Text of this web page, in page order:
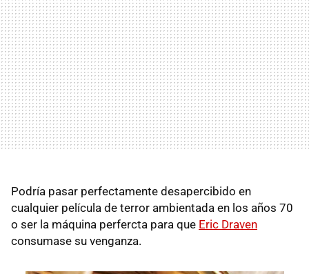
Podría pasar perfectamente desapercibido en
cualquier película de terror ambientada en los años 70
o ser la máquina perfercta para que Eric Draven
consumase su venganza.